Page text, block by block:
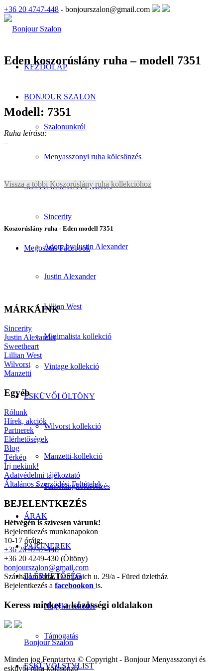
+36 20 4747-448 - bonjourszalon@gmail.com
KEZDŐLAP
BONJOUR SZALON
Szalonunkról
Menyasszonyi ruha kölcsönzés
MENYASSZONYI RUHA
Sincerity
Adore by Justin Alexander
Justin Alexander
Lillian West
Minimalista kollekció
Vintage kollekció
ESKÜVŐI ÖLTÖNY
Wilvorst kollekció
Manzetti-kollekció
Szmokingkölcsönzés
ÁRAK
PARTNEREK
ELÉRHETŐSÉG
Nagykereskedés
Támogatás
ESKÜVŐI STYLIST
Eden koszorúslány ruha – modell 7351
Modell: 7351
Ruha leírása:
–
Vissza a többi Koszorúslány ruha kollekcióhoz
Koszorúslány ruha - Eden modell 7351
Megosztás Facebook
MÁRKÁINK
Sincerity
Justin Alexander
Sweetheart
Lillian West
Wilvorst
Manzetti
Egyéb
Rólunk
Hírek, akciók
Partnerek
Elérhetőségek
Blog
Térkép
Írj nekünk!
Adatvédelmi tájékoztató
Általános Szerződési Feltételek
BEJELENTKEZÉS
Hétvégén is szívesen várunk!
Bejelentkezés munkanapokon
10-17 óráig:
+36 20 4747-448
+36 20 4249-430 (Öltöny)
bonjourszalon@gmail.com
Százhalombatta, Damjanich u. 29/a - Füred üzletház
Bejelentkezés a facebookon is.
Keress minket a közösségi oldalakon
Bonjour Szalon
Minden jog Fenntartva © Copyright - Bonjour Menyasszonyi és
esküvői ruha kölcsönző